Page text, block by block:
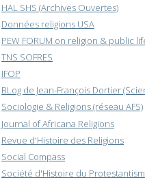
HAL SHS (Archives Ouvertes)
Données religions USA
PEW FORUM on religion & public
TNS SOFRES
IFOP
BLog de Jean-François Dortier
Sociologie & Religions (réseau AFS)
Journal of Africana Religions
Revue d'Histoire des Religions
Social Compass
Société d'Histoire du